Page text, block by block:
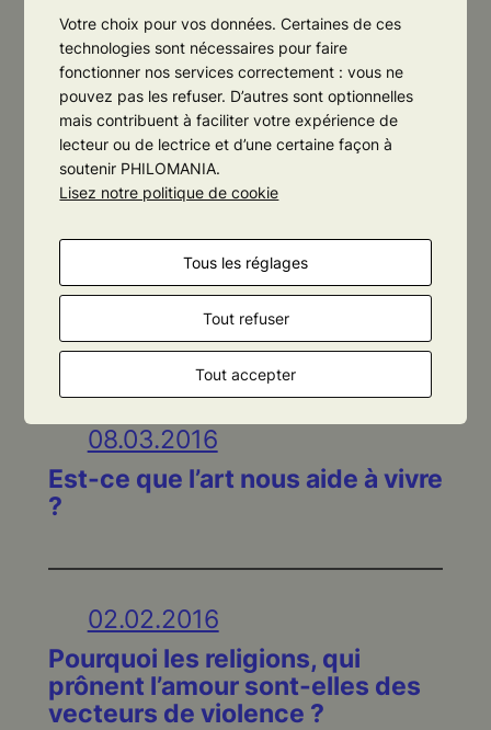
10.05.2016
Comment peut-on
s’accommoder de l’ignorance ?
19.04.2016
Si l’homme est un être de désir,
peut-on dire qu’il est libre ?
08.03.2016
Est-ce que l’art nous aide à vivre
?
02.02.2016
Pourquoi les religions, qui
prônent l’amour sont-elles des
vecteurs de violence ?
Votre choix pour vos données. Certaines de ces
technologies sont nécessaires pour faire
fonctionner nos services correctement : vous ne
pouvez pas les refuser. D’autres sont optionnelles
mais contribuent à faciliter votre expérience de
lecteur ou de lectrice et d’une certaine façon à
soutenir PHILOMANIA.
Lisez notre politique de cookie
Tous les réglages
Tout refuser
Tout accepter